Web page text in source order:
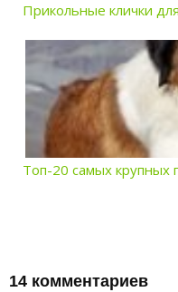
Прикольные клички
Топ-20 самых крупных
14 комментариев